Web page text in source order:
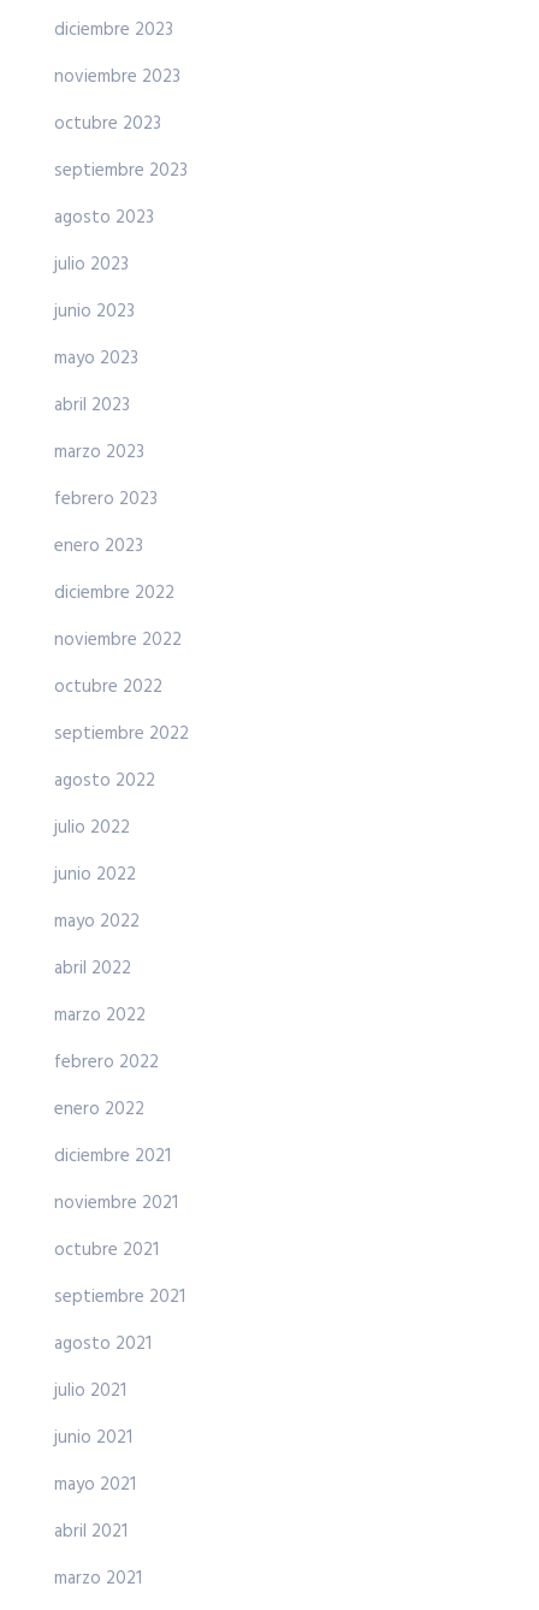
diciembre 2023
noviembre 2023
octubre 2023
septiembre 2023
agosto 2023
julio 2023
junio 2023
mayo 2023
abril 2023
marzo 2023
febrero 2023
enero 2023
diciembre 2022
noviembre 2022
octubre 2022
septiembre 2022
agosto 2022
julio 2022
junio 2022
mayo 2022
abril 2022
marzo 2022
febrero 2022
enero 2022
diciembre 2021
noviembre 2021
octubre 2021
septiembre 2021
agosto 2021
julio 2021
junio 2021
mayo 2021
abril 2021
marzo 2021